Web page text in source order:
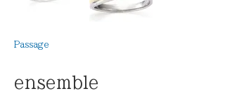
Passage
ensemble